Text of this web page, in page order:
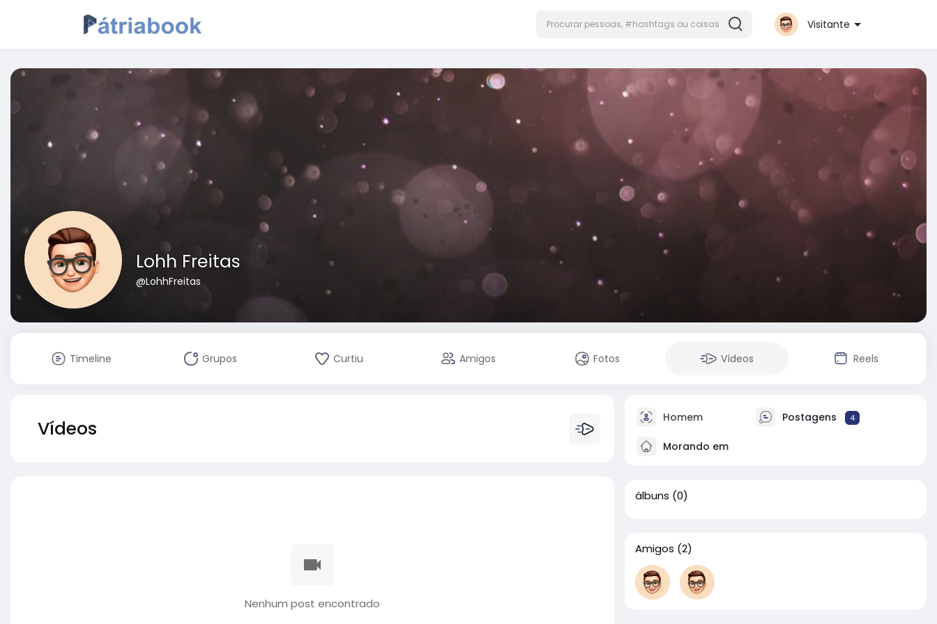
Visitante
Lohh Freitas
@LohhFreitas
Timeline Grupos Curtiu Amigos Fotos Vídeos Reels
Vídeos
Nenhum post encontrado
Homem Postagens 4
Morando em
álbuns (0)
Amigos (2)